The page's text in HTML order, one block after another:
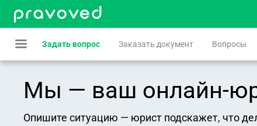
Задать вопрос Заказать документ Вопросы
Мы — ваш онлайн-
Опишите ситуацию — юрист подскажет, что